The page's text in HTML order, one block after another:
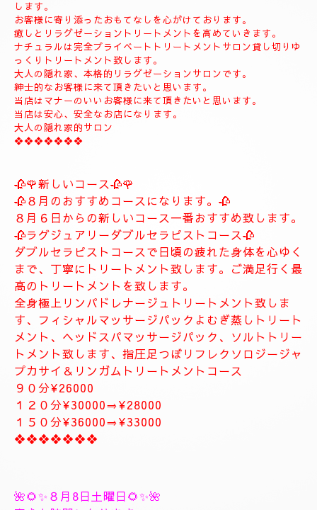
❖❖❖❖❖❖❖❖❖❖❖❖❖❖
🍀お店のコンセプト🍀
当店は純粋で健全なリラクゼーションサロンです。お客様へのお
もてなしを一番に大切にしています。
お客様には質の高いトリートメント丁寧な接客、カウンセリング
を致します。
くつろげる空間の中で上質なトリートメントで心身共にリラック
スして頂き、ワンランク上のおもてなしで疲れた貴方様のお体を
丁寧なトリートメントで癒やします。
ナチュラルはお客様のお体と健康維持のメンテナスサロンを目指
します。
お客様に寄り添ったおもてなしを心がけております。
癒しとリラグゼーショントリートメントを高めていきます。
ナチュラルは完全プライベートトリートメントサロン貸し切りゆ
っくりトリートメント致します。
大人の隠れ家、本格的リラグゼーションサロンです。
紳士的なお客様に来て頂きたいと思います。
当店はマナーのいいお客様に来て頂きたいと思います。
当店は安心、安全なお店になります。
大人の隠れ家的サロン
❖❖❖❖❖❖❖
🥀🌹新しいコース🥀🌹
🥀８月のおすすめコースになります。🥀
８月６日からの新しいコース一番おすすめ致します。
🥀ラグジュアリーダブルセラピストコース🥀
ダブルセラピストコースで日頃の疲れた身体を心ゆく
全身極上リンパドレナージュトリートメント致しま